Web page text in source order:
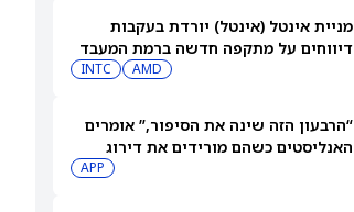
מניית אינטל (אינטל) יורדת בעקבות
דיווחים על מתקפה חדשה ברמת המעבד
AMD
INTC
“הרבעון הזה שינה את הסיפור,” אומרים
האנליסטים כשהם מורידים את דירוג
מניית AppLovin (APP) ומקצצים את APP